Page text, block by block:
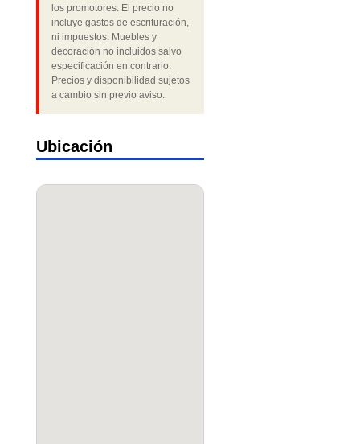
los promotores. El precio no
incluye gastos de escrituración,
ni impuestos. Muebles y
decoración no incluidos salvo
especificación en contrario.
Precios y disponibilidad sujetos
a cambio sin previo aviso.
Ubicación